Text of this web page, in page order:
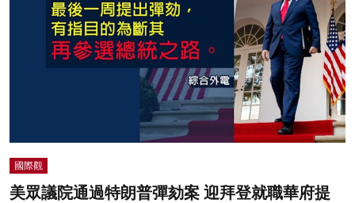
科技
影片
國際觀
美眾議院通過特朗普彈劾案 迎拜登就職華府提